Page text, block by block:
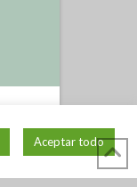
Aceptar todo